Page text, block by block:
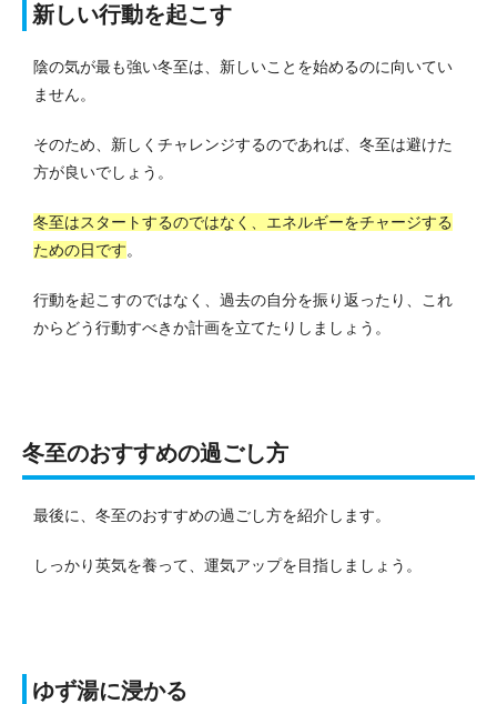
新しい行動を起こす
陰の気が最も強い冬至は、新しいことを始めるのに向いてい
ません。
そのため、新しくチャレンジするのであれば、冬至は避けた
方が良いでしょう。
冬至はスタートするのではなく、エネルギーをチャージする
ための日です。
行動を起こすのではなく、過去の自分を振り返ったり、これ
からどう行動すべきか計画を立てたりしましょう。
冬至のおすすめの過ごし方
最後に、冬至のおすすめの過ごし方を紹介します。
しっかり英気を養って、運気アップを目指しましょう。
ゆず湯に浸かる